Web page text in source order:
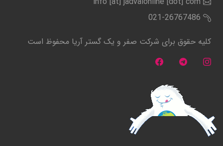
021-26767486
کلیه حقوق برای شرکت صفر و یک گستر آریا محفوظ است